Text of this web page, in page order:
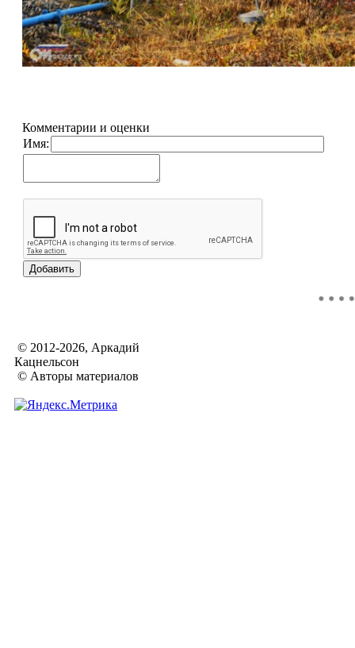
Комментарии и оценки
Имя:
© 2012-2026, Аркадий
Кацнельсон
© Авторы материалов